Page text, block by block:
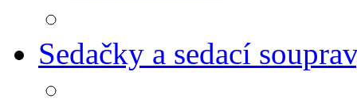
Sedačky a sedací